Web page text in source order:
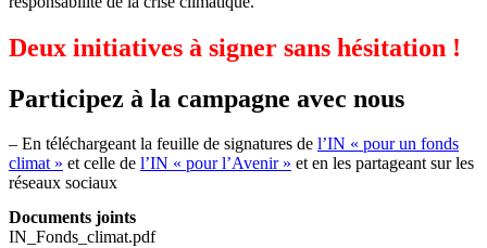
Deux initiatives à signer sans hésitation !
Participez à la campagne avec nous
– En téléchargeant la feuille de signatures de l’IN « pour un fonds
climat » et celle de l’IN « pour l’Avenir » et en les partageant sur les
réseaux sociaux
Documents joints
IN_Fonds_climat.pdf